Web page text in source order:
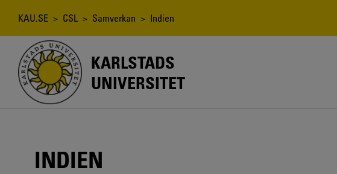
Länkstig
KAU.SE > CSL > Samverkan > Indien
KARLSTADS
UNIVERSITET
INDIEN